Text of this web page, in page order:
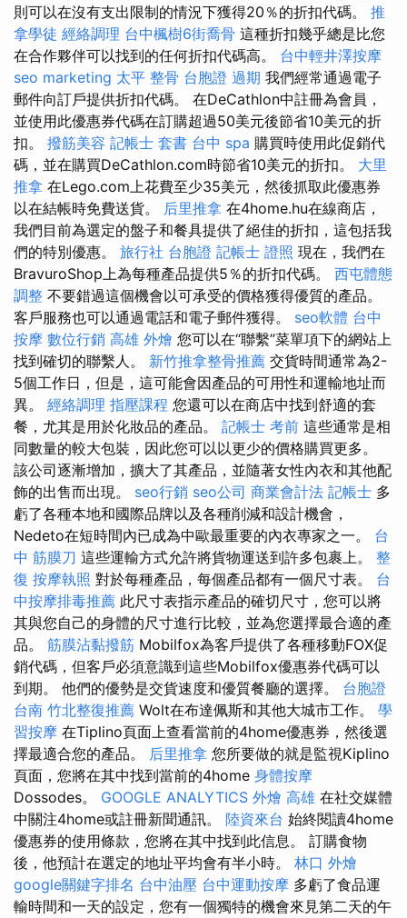
則可以在沒有支出限制的情況下獲得20％的折扣代碼。 推
拿學徒 經絡調理 台中楓樹6街喬骨 這種折扣幾乎總是比您
在合作夥伴可以找到的任何折扣代碼高。 台中輕井澤按摩
seo marketing 太平 整骨 台胞證 過期 我們經常通過電子
郵件向訂戶提供折扣代碼。 在DeCathlon中註冊為會員，
並使用此優惠券代碼在訂購超過50美元後節省10美元的折
扣。 撥筋美容 記帳士 套書 台中 spa 購買時使用此促銷代
碼，並在購買DeCathlon.com時節省10美元的折扣。 大里
推拿 在Lego.com上花費至少35美元，然後抓取此優惠券
以在結帳時免費送貨。 后里推拿 在4home.hu在線商店，
我們目前為選定的盤子和餐具提供了絕佳的折扣，這包括我
們的特別優惠。 旅行社 台胞證 記帳士 證照 現在，我們在
BravuroShop上為每種產品提供5％的折扣代碼。 西屯體態
調整 不要錯過這個機會以可承受的價格獲得優質的產品。
客戶服務也可以通過電話和電子郵件獲得。 seo軟體 台中
按摩 數位行銷 高雄 外燴 您可以在“聯繫”菜單項下的網站上
找到確切的聯繫人。 新竹推拿整骨推薦 交貨時間通常為2-
5個工作日，但是，這可能會因產品的可用性和運輸地址而
異。 經絡調理 指壓課程 您還可以在商店中找到舒適的套
餐，尤其是用於化妝品的產品。 記帳士 考前 這些通常是相
同數量的較大包裝，因此您可以以更少的價格購買更多。
該公司逐漸增加，擴大了其產品，並隨著女性內衣和其他配
飾的出售而出現。 seo行銷 seo公司 商業會計法 記帳士 多
虧了各種本地和國際品牌以及各種削減和設計機會，
Nedeto在短時間內已成為中歐最重要的內衣專家之一。 台
中 筋膜刀 這些運輸方式允許將貨物運送到許多包裹上。 整
復 按摩執照 對於每種產品，每個產品都有一個尺寸表。 台
中按摩排毒推薦 此尺寸表指示產品的確切尺寸，您可以將
其與您自己的身體的尺寸進行比較，並為您選擇最合適的產
品。 筋膜沾黏撥筋 Mobilfox為客戶提供了各種移動FOX促
銷代碼，但客戶必須意識到這些Mobilfox優惠券代碼可以
到期。 他們的優勢是交貨速度和優質餐廳的選擇。 台胞證
台南 竹北整復推薦 Wolt在布達佩斯和其他大城市工作。 學
習按摩 在Tiplino頁面上查看當前的4home優惠券，然後選
擇最適合您的產品。 后里推拿 您所要做的就是監視Kiplino
頁面，您將在其中找到當前的4home 身體按摩
Dossodes。 GOOGLE ANALYTICS 外燴 高雄 在社交媒體
中關​​注4home或註冊新聞通訊。 陸資來台 始終閱讀4home
優惠券的使用條款，您將在其中找到此信息。 訂購食物
後，他預計在選定的地址平均會有半小時。 林口 外燴
google關鍵字排名 台中油壓 台中運動按摩 多虧了食品運
輸時間和一天的設定，您有一個獨特的機會來見第二天的午